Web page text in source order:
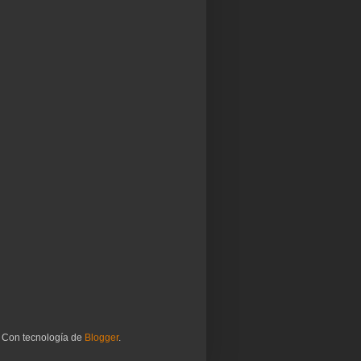
tecnología de Blogger.